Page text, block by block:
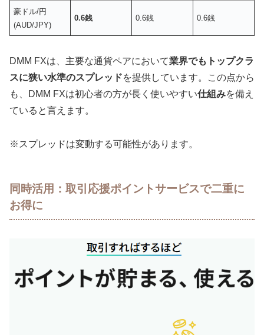
豪ドル/円
(AUD/JPY)
0.6銭 0.6銭 0.6銭
DMM FXは、主要な通貨ペアにおいて業界でもトップクラ
スに狭い水準のスプレッドを提供しています。この点から
も、DMM FXは初心者の方が長く使いやすい仕組みを備え
ていると言えます。
※スプレッドは変動する可能性があります。
同時活用：取引応援ポイントサービスで二重に
お得に